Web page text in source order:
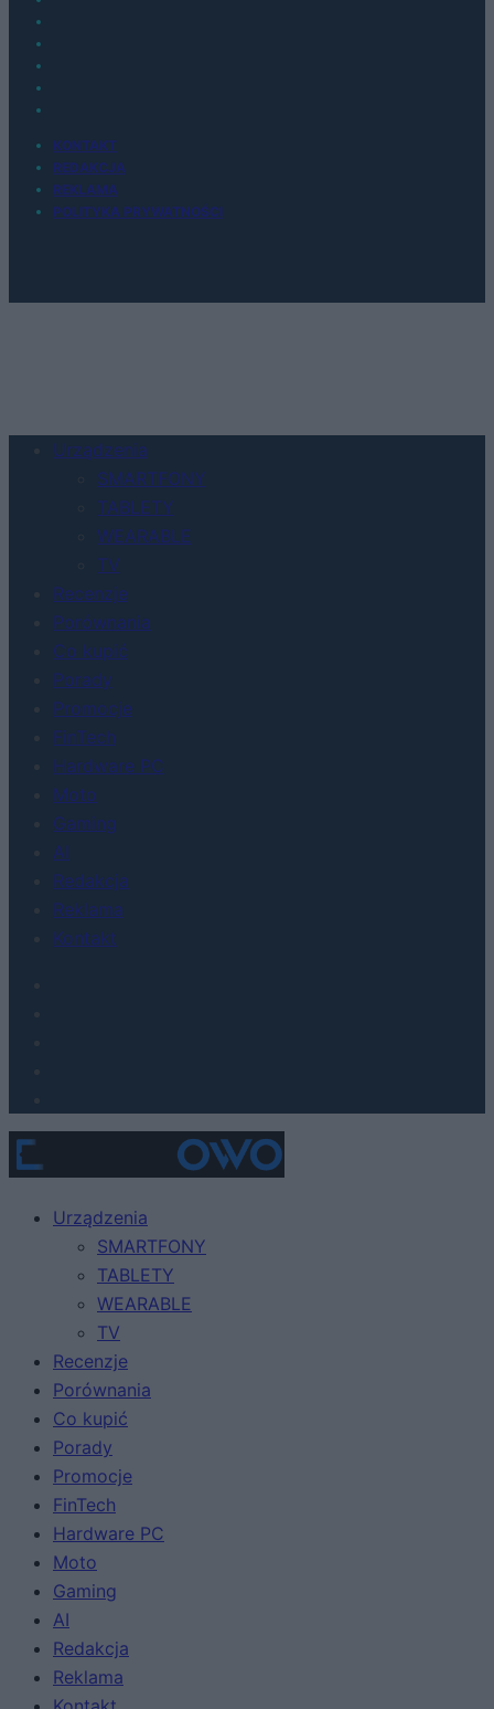
KONTAKT
REDAKCJA
REKLAMA
POLITYKA PRYWATNOŚCI
Urządzenia
SMARTFONY
TABLETY
WEARABLE
TV
Recenzje
Porównania
Co kupić
Porady
Promocje
FinTech
Hardware PC
Moto
Gaming
AI
Redakcja
Reklama
Kontakt
Urządzenia
SMARTFONY
TABLETY
WEARABLE
TV
Recenzje
Porównania
Co kupić
Porady
Promocje
FinTech
Hardware PC
Moto
Gaming
AI
Redakcja
Reklama